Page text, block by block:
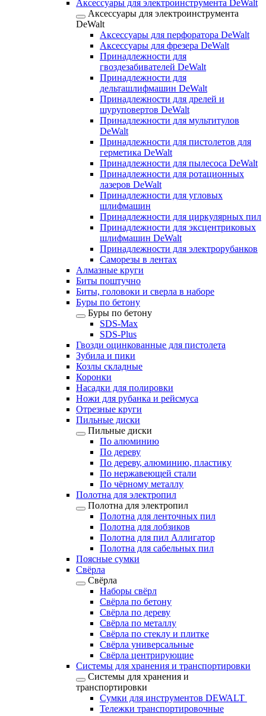
Аксессуары для электроинструмента DeWalt
Аксессуары для электроинструмента
DeWalt
Аксессуары для перфоратора DeWalt
Аксессуары для фрезера DeWalt
Принадлежности для
гвоздезабивателей DeWalt
Принадлежности для
дельташлифмашин DeWalt
Принадлежности для дрелей и
шуруповертов DeWalt
Принадлежности для мультитулов
DeWalt
Принадлежности для пистолетов для
герметика DeWalt
Принадлежности для пылесоса DeWalt
Принадлежности для ротационных
лазеров DeWalt
Принадлежности для угловых
шлифмашин
Принадлежности для циркулярных пил
Принадлежности для эксцентриковых
шлифмашин DeWalt
Принадлежности для электрорубанков
Саморезы в лентах
Алмазные круги
Биты поштучно
Биты, головоки и сверла в наборе
Буры по бетону
Буры по бетону
SDS-Max
SDS-Plus
Гвозди оцинкованные для пистолета
Зубила и пики
Козлы складные
Коронки
Насадки для полировки
Ножи для рубанка и рейсмуса
Отрезные круги
Пильные диски
Пильные диски
По алюминию
По дереву
По дереву, алюминию, пластику
По нержавеющей стали
По чёрному металлу
Полотна для электропил
Полотна для электропил
Полотна для ленточных пил
Полотна для лобзиков
Полотна для пил Аллигатор
Полотна для сабельных пил
Поясные сумки
Свёрла
Свёрла
Наборы свёрл
Свёрла по бетону
Свёрла по дереву
Свёрла по металлу
Свёрла по стеклу и плитке
Свёрла универсальные
Свёрла центрирующие
Системы для хранения и транспортировки
Системы для хранения и
транспортировки
Сумки для инструментов DEWALT
Тележки транспортировочные